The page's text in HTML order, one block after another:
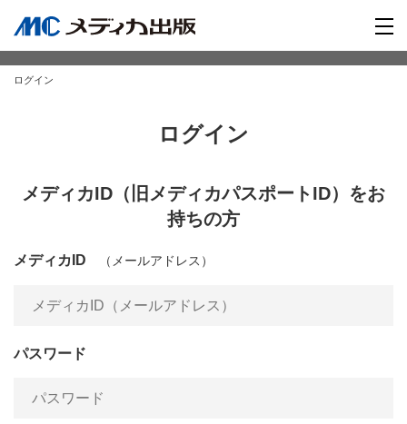
ログイン
ログイン
メディカID（旧メディカパスポートID）をお
持ちの方
メディカID （メールアドレス）
パスワード